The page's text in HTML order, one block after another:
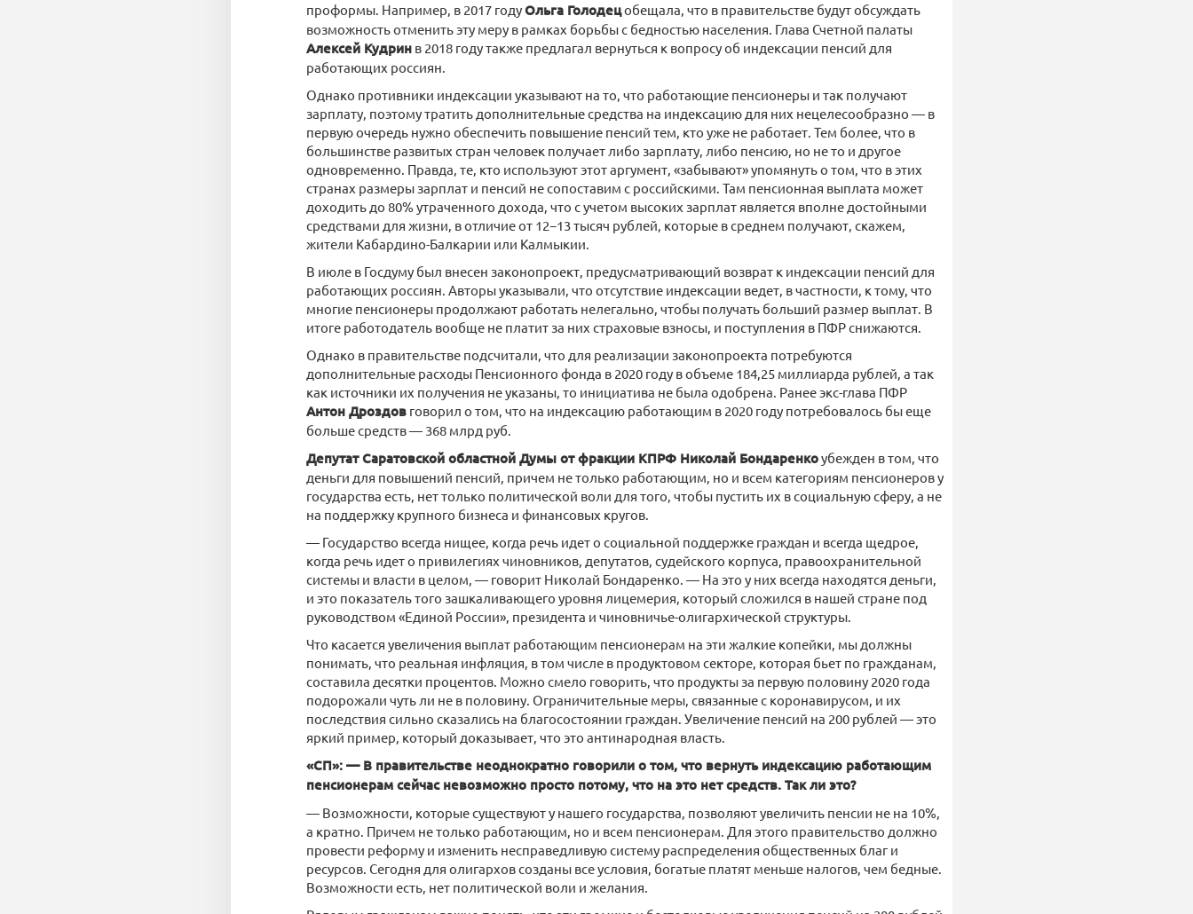
проформы. Например, в 2017 годуОльга Голодецобещала, что в правительстве будут обсуждать
возможность отменить эту меру в рамках борьбы с бедностью населения. Глава Счетной палаты
Алексей Кудрин в 2018 году также предлагал вернуться к вопросу об индексации пенсий для
работающих россиян.
Однако противники индексации указывают на то, что работающие пенсионеры и так получают
зарплату, поэтому тратить дополнительные средства на индексацию для них нецелесообразно — в
первую очередь нужно обеспечить повышение пенсий тем, кто уже не работает. Тем более, что в
большинстве развитых стран человек получает либо зарплату, либо пенсию, но не то и другое
одновременно. Правда, те, кто используют этот аргумент, «забывают» упомянуть о том, что в этих
странах размеры зарплат и пенсий не сопоставим с российскими. Там пенсионная выплата может
доходить до 80% утраченного дохода, что с учетом высоких зарплат является вполне достойными
средствами для жизни, в отличие от 12−13 тысяч рублей, которые в среднем получают, скажем,
жители Кабардино-Балкарии или Калмыкии.
В июле в Госдуму был внесен законопроект, предусматривающий возврат к индексации пенсий для
работающих россиян. Авторы указывали, что отсутствие индексации ведет, в частности, к тому, что
многие пенсионеры продолжают работать нелегально, чтобы получать больший размер выплат. В
итоге работодатель вообще не платит за них страховые взносы, и поступления в ПФР снижаются.
Однако в правительстве подсчитали, что для реализации законопроекта потребуются
дополнительные расходы Пенсионного фонда в 2020 году в объеме 184,25 миллиарда рублей, а так
как источники их получения не указаны, то инициатива не была одобрена. Ранее экс-глава ПФР
Антон Дроздов говорил о том, что на индексацию работающим в 2020 году потребовалось бы еще
больше средств — 368 млрд руб.
Депутат Саратовской областной Думы от фракции КПРФ Николай Бондаренкоубежден в том, что
деньги для повышений пенсий, причем не только работающим, но и всем категориям пенсионеров у
государства есть, нет только политической воли для того, чтобы пустить их в социальную сферу, а не
на поддержку крупного бизнеса и финансовых кругов.
— Государство всегда нищее, когда речь идет о социальной поддержке граждан и всегда щедрое,
когда речь идет о привилегиях чиновников, депутатов, судейского корпуса, правоохранительной
системы и власти в целом, — говорит Николай Бондаренко. — На это у них всегда находятся деньги,
и это показатель того зашкаливающего уровня лицемерия, который сложился в нашей стране под
руководством «Единой России», президента и чиновничье-олигархической структуры.
Что касается увеличения выплат работающим пенсионерам на эти жалкие копейки, мы должны
понимать, что реальная инфляция, в том числе в продуктовом секторе, которая бьет по гражданам,
составила десятки процентов. Можно смело говорить, что продукты за первую половину 2020 года
подорожали чуть ли не в половину. Ограничительные меры, связанные с коронавирусом, и их
последствия сильно сказались на благосостоянии граждан. Увеличение пенсий на 200 рублей — это
яркий пример, который доказывает, что это антинародная власть.
«СП»: — В правительстве неоднократно говорили о том, что вернуть индексацию работающим
пенсионерам сейчас невозможно просто потому, что на это нет средств. Так ли это?
— Возможности, которые существуют у нашего государства, позволяют увеличить пенсии не на 10%,
а кратно. Причем не только работающим, но и всем пенсионерам. Для этого правительство должно
провести реформу и изменить несправедливую систему распределения общественных благ и
ресурсов. Сегодня для олигархов созданы все условия, богатые платят меньше налогов, чем бедные.
Возможности есть, нет политической воли и желания.